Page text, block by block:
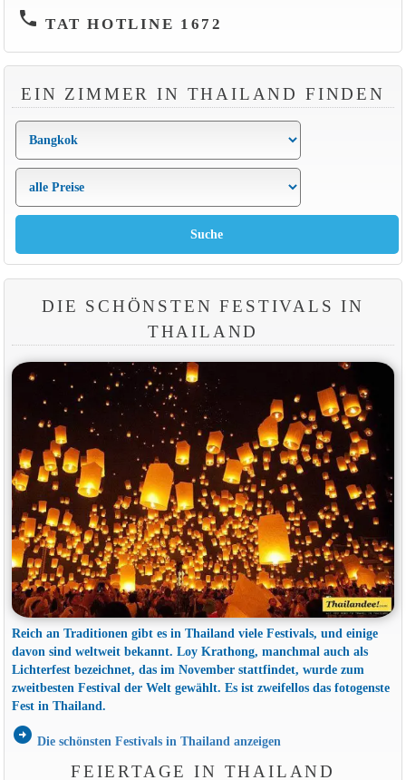
phone TAT HOTLINE 1672
EIN ZIMMER IN THAILAND FINDEN
DIE SCHÖNSTEN FESTIVALS IN
THAILAND
Reich an Traditionen gibt es in Thailand viele Festivals, und einige
davon sind weltweit bekannt. Loy Krathong, manchmal auch als
Lichterfest bezeichnet, das im November stattfindet, wurde zum
zweitbesten Festival der Welt gewählt. Es ist zweifellos das fotogenste
Fest in Thailand.
arrow_circle_right Die schönsten Festivals in Thailand anzeigen
FEIERTAGE IN THAILAND